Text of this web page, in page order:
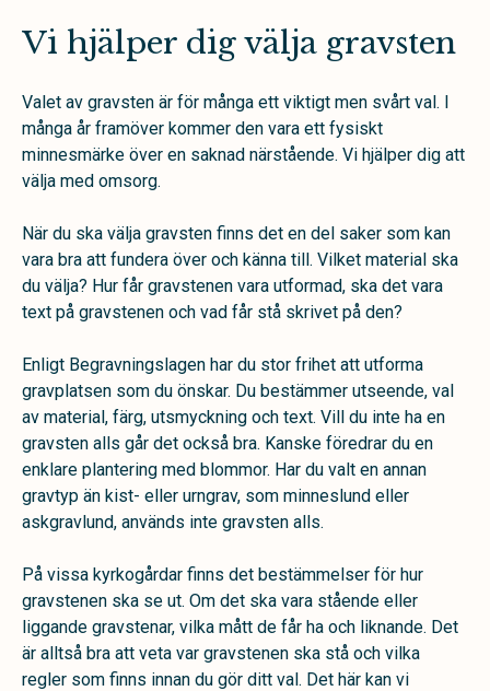
Vi hjälper dig välja gravsten
Valet av gravsten är för många ett viktigt men svårt val. I
många år framöver kommer den vara ett fysiskt
minnesmärke över en saknad närstående. Vi hjälper dig att
välja med omsorg.
När du ska välja gravsten finns det en del saker som kan
vara bra att fundera över och känna till. Vilket material ska
du välja? Hur får gravstenen vara utformad, ska det vara
text på gravstenen och vad får stå skrivet på den?
Enligt Begravningslagen har du stor frihet att utforma
gravplatsen som du önskar. Du bestämmer utseende, val
av material, färg, utsmyckning och text. Vill du inte ha en
gravsten alls går det också bra. Kanske föredrar du en
enklare plantering med blommor. Har du valt en annan
gravtyp än kist- eller urngrav, som minneslund eller
askgravlund, används inte gravsten alls.
På vissa kyrkogårdar finns det bestämmelser för hur
gravstenen ska se ut. Om det ska vara stående eller
liggande gravstenar, vilka mått de får ha och liknande. Det
är alltså bra att veta var gravstenen ska stå och vilka
regler som finns innan du gör ditt val. Det här kan vi